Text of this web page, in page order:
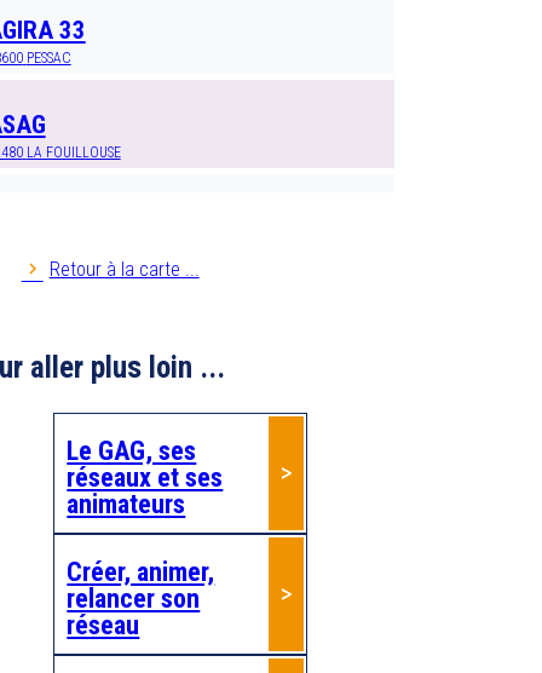
33
PESSAC
LA FOUILLOUSE
PA 35
Rennes
Anim'retraite
MONTOIRE SUR LE LOIR
Anim'âge 22
Retour à la carte ...
aller plus loin ...
Le GAG, ses
réseaux et ses
animateurs
Créer, animer,
relancer son
réseau